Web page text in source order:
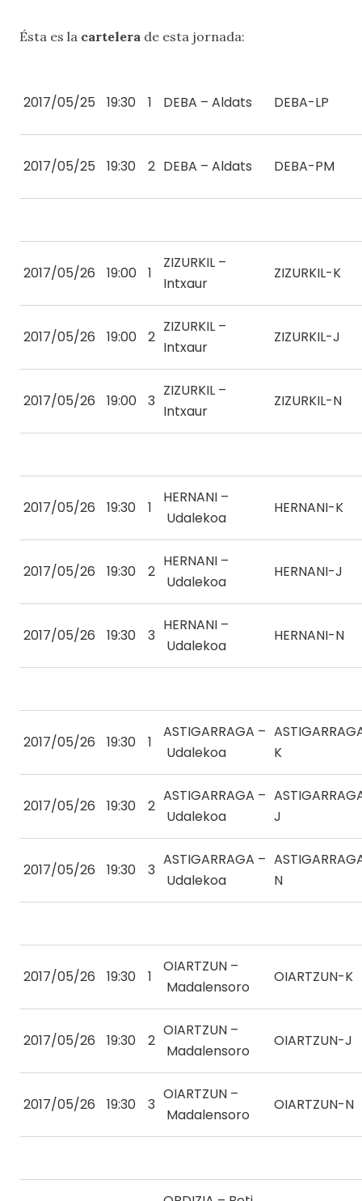
Ésta es la cartelera de esta jornada:
2017/05/25 19:30 1 DEBA – Aldats DEBA-LP
2017/05/25 19:30 2 DEBA – Aldats DEBA-PM
2017/05/26 19:00 1
ZIZURKIL –
Intxaur
ZIZURKIL-K
2017/05/26 19:00 2
ZIZURKIL –
Intxaur
ZIZURKIL-J
2017/05/26 19:00 3
ZIZURKIL –
Intxaur
ZIZURKIL-N
2017/05/26 19:30 1
HERNANI –
Udalekoa
HERNANI-K
2017/05/26 19:30 2
HERNANI –
Udalekoa
HERNANI-J
2017/05/26 19:30 3
HERNANI –
Udalekoa
HERNANI-N
2017/05/26 19:30 1
ASTIGARRAGA –
Udalekoa
K
2017/05/26 19:30 2
ASTIGARRAGA –
Udalekoa
J
2017/05/26 19:30 3
ASTIGARRAGA –
Udalekoa
N
2017/05/26 19:30 1
OIARTZUN –
Madalensoro
OIARTZUN-K
2017/05/26 19:30 2
OIARTZUN –
Madalensoro
OIARTZUN-J
2017/05/26 19:30 3
OIARTZUN –
Madalensoro
OIARTZUN-N